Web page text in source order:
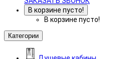
В корзине пусто!
В корзине пусто!
Категории